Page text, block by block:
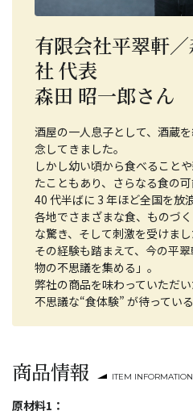
有限会社平翠軒
社 代表
森田 昭一郎さん
酒屋の一人息子として、酒蔵
念してきました。
しかし幼い頃から食べること
たこともあり、さらなる食の
40 代半ばに 3 年ほど全国を放浪
各地でさまざまな食、ものづ
な驚き、そして刺激を受けまし
その経験も踏まえて、今の平
物の不思議を集める」。
弊社の商品を味わっていただ
不思議な“食体験” が待っている
商品情報 ITEM INFORMATION
原材料1：